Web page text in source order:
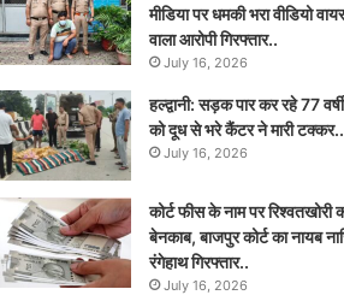
मीडिया पर धमकी भरा वीडियो
वाला आरोपी गिरफ्तार..
July 16, 2026
हल्द्वानी: सड़क पार कर रहे 77
को दूध से भरे कैंटर ने मारी
July 16, 2026
कोर्ट फीस के नाम पर रिश्वतखोरी
बेनकाब, बाजपुर कोर्ट का नायब
रंगेहाथ गिरफ्तार..
July 16, 2026